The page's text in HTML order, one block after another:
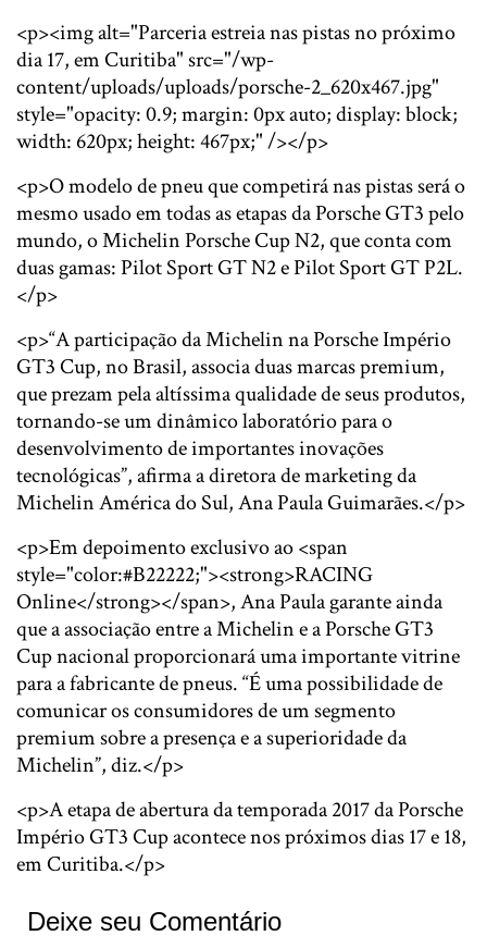
<p><img alt="Parceria estreia nas pistas no próximo
dia 17, em Curitiba" src="/wp-
content/uploads/uploads/porsche-2_620x467.jpg"
style="opacity: 0.9; margin: 0px auto; display: block;
width: 620px; height: 467px;" /></p>
<p>O modelo de pneu que competirá nas pistas será o
mesmo usado em todas as etapas da Porsche GT3 pelo
mundo, o Michelin Porsche Cup N2, que conta com
duas gamas: Pilot Sport GT N2 e Pilot Sport GT P2L.
</p>
<p>“A participação da Michelin na Porsche Império
GT3 Cup, no Brasil, associa duas marcas premium,
que prezam pela altíssima qualidade de seus produtos,
tornando-se um dinâmico laboratório para o
desenvolvimento de importantes inovações
tecnológicas”, afirma a diretora de marketing da
Michelin América do Sul, Ana Paula Guimarães.</p>
<p>Em depoimento exclusivo ao <span
style="color:#B22222;"><strong>RACING
Online</strong></span>, Ana Paula garante ainda
que a associação entre a Michelin e a Porsche GT3
Cup nacional proporcionará uma importante vitrine
para a fabricante de pneus. “É uma possibilidade de
comunicar os consumidores de um segmento
premium sobre a presença e a superioridade da
Michelin”, diz.</p>
<p>A etapa de abertura da temporada 2017 da Porsche
Império GT3 Cup acontece nos próximos dias 17 e 18,
em Curitiba.</p>
Deixe seu Comentário